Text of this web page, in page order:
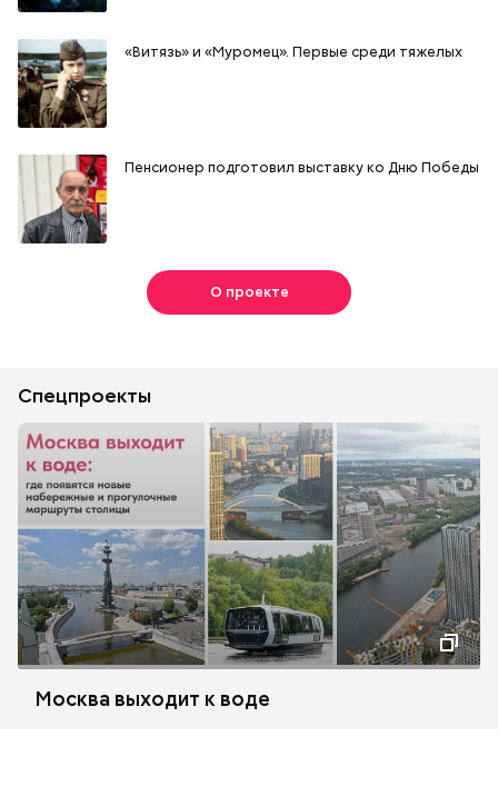
«Витязь» и «Муромец». Первые среди тяжелых
Пенсионер подготовил выставку ко Дню Победы
О проекте
Спецпроекты
Москва выходит к воде